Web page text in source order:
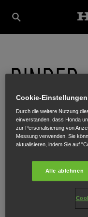
BINDER
& CO KG
Unterechinger Straße 23,
Cookie-Einstellungen
Durch die weitere Nutzung
einverstanden, dass Honda
zur Personalisierung von
Messung verwenden. Sie
aktualisieren, indem Sie auf
Alle ablehnen